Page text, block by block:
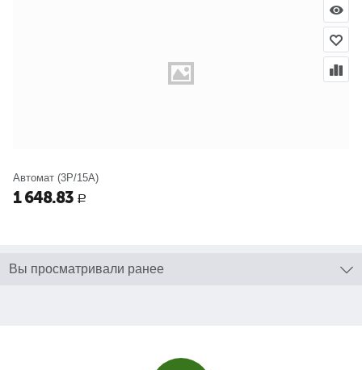
Автомат (3P/15A)
1 648.83 Р
Вы просматривали ранее